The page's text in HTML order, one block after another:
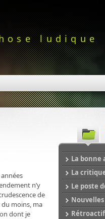
ludique
n’y
de
du moins, ma
dont je
La bonne
La
Le poste
Rétroactif